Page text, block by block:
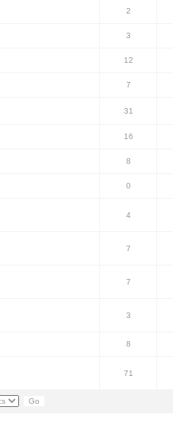
2
3
12
7
31
16
8
0
4
7
7
3
8
71